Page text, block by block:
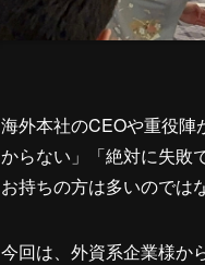
海外本社のCEOや重役陣
からない」「絶対に失敗
お持ちの方は多いのでは
今回は、外資系企業様か